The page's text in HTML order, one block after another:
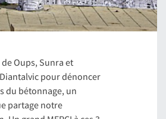
Oups, Sunra et
pour dénoncer
du bétonnage, un
partage notre